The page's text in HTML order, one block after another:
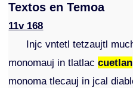
Textos en Temoa
11v 168
Injc vntetl tetzaujtl
monomauj in tlatlaccuetlan
monoma tlecauj in jcal